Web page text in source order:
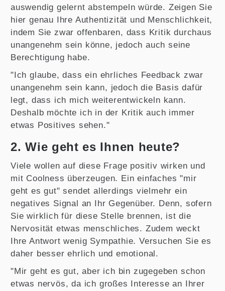
auswendig gelernt abstempeln würde. Zeigen Sie
hier genau Ihre Authentizität und Menschlichkeit,
indem Sie zwar offenbaren, dass Kritik durchaus
unangenehm sein könne, jedoch auch seine
Berechtigung habe.
"Ich glaube, dass ein ehrliches Feedback zwar
unangenehm sein kann, jedoch die Basis dafür
legt, dass ich mich weiterentwickeln kann.
Deshalb möchte ich in der Kritik auch immer
etwas Positives sehen."
2. Wie geht es Ihnen heute?
Viele wollen auf diese Frage positiv wirken und
mit Coolness überzeugen. Ein einfaches "mir
geht es gut" sendet allerdings vielmehr ein
negatives Signal an Ihr Gegenüber. Denn, sofern
Sie wirklich für diese Stelle brennen, ist die
Nervosität etwas menschliches. Zudem weckt
Ihre Antwort wenig Sympathie. Versuchen Sie es
daher besser ehrlich und emotional.
"Mir geht es gut, aber ich bin zugegeben schon
etwas nervös, da ich großes Interesse an Ihrer